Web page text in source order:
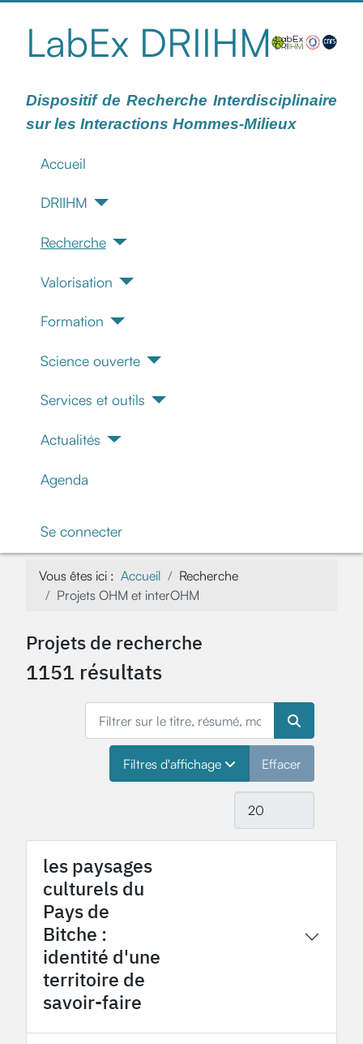
LabEx DRIIHM
Dispositif de Recherche Interdisciplinaire
sur les Interactions Hommes-Milieux
Accueil
DRIIHM
Recherche
Valorisation
Formation
Science ouverte
Services et outils
Actualités
Agenda
Se connecter
Vous êtes ici : Accueil
Recherche
Projets OHM et interOHM
Projets de recherche
1151 résultats
Filtrer sur le titre, résumé, mots-clés, nom du
Filtres d'affichage Effacer
les paysages
culturels du
Pays de
Bitche :
identité d'une
territoire de
savoir-faire